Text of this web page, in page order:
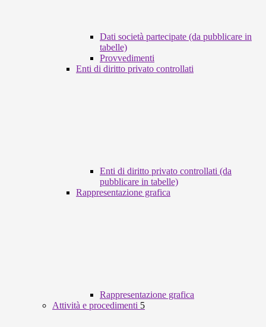
Dati società partecipate (da pubblicare in
tabelle)
Provvedimenti
Enti di diritto privato controllati
Enti di diritto privato controllati (da
pubblicare in tabelle)
Rappresentazione grafica
Rappresentazione grafica
Attività e procedimenti 5